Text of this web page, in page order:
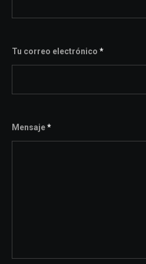
Tu correo electrónico *
Mensaje*